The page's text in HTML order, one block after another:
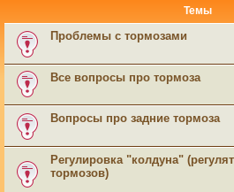
Темы
Проблемы с тормозами
Все вопросы про тормоза
Вопросы про задние тормоза
Регулировка "колдуна"
тормозов)